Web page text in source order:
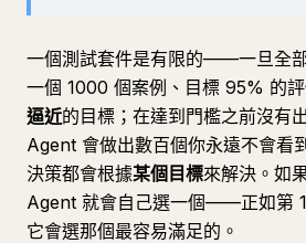
一個測試套件是有限的——一旦全
一個 1000 個案例、目標 95% 的
逼近的目標；在達到門檻之前沒有
Agent 會做出數百個你永遠不會看
決策都會根據某個目標來解決。如
Agent 就會自己選一個——正如第 1
它會選那個最容易滿足的。